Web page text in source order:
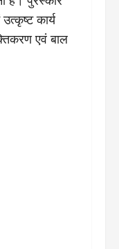
कार्य
एवं बाल